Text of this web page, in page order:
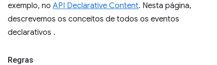
exemplo, no API Declarative Content. Nesta página,
descrevemos os conceitos de todos os eventos
declarativos .
Regras